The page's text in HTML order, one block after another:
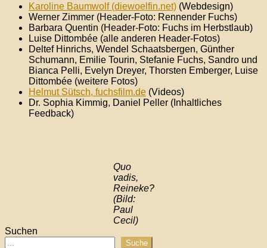
Karoline Baumwolf (diewoelfin.net) (Webdesign)
Werner Zimmer (Header-Foto: Rennender Fuchs)
Barbara Quentin (Header-Foto: Fuchs im Herbstlaub)
Luise Dittombée (alle anderen Header-Fotos)
Deltef Hinrichs, Wendel Schaatsbergen, Günther
Schumann, Emilie Tourin, Stefanie Fuchs, Sandro und
Bianca Pelli, Evelyn Dreyer, Thorsten Emberger, Luise
Dittombée (weitere Fotos)
Helmut Sütsch, fuchsfilm.de (Videos)
Dr. Sophia Kimmig, Daniel Peller (Inhaltliches
Feedback)
Quo
vadis,
Reineke?
(Bild:
Paul
Cecil)
Suchen
Suche